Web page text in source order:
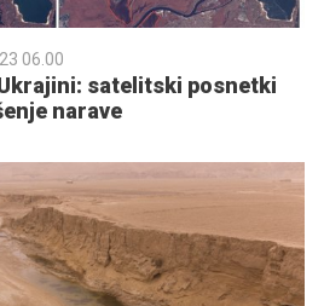
06.00
satelitski posnetki
narave